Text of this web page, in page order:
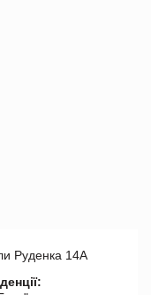
Руденка 14А